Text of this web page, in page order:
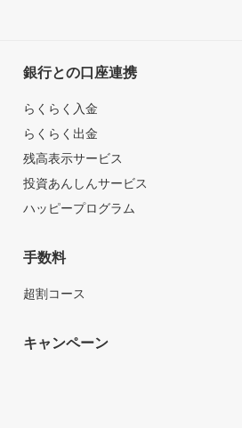
銀行との口座連携
らくらく入金
らくらく出金
残高表示サービス
投資あんしんサービス
ハッピープログラム
手数料
超割コース
キャンペーン